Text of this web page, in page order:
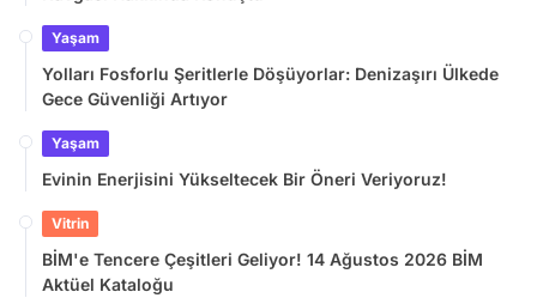
Yaşam
Yolları Fosforlu Şeritlerle Döşüyorlar: Denizaşırı Ülkede
Gece Güvenliği Artıyor
Yaşam
Evinin Enerjisini Yükseltecek Bir Öneri Veriyoruz!
Vitrin
BİM'e Tencere Çeşitleri Geliyor! 14 Ağustos 2026 BİM
Aktüel Kataloğu